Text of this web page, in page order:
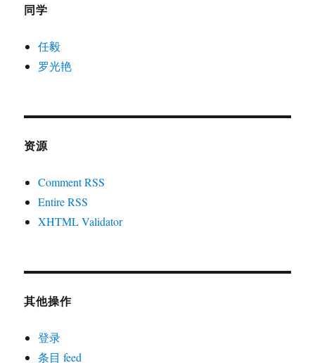
同学
任毅
罗光艳
资源
Comment RSS
Entire RSS
XHTML Validator
其他操作
登录
条目 feed